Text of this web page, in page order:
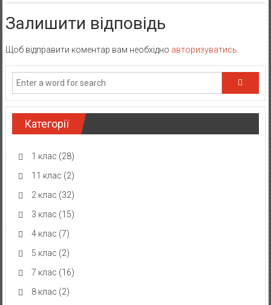
Залишити відповідь
Щоб відправити коментар вам необхідно авторизуватись
Категорії
1 клас (28)
11 клас (2)
2 клас (32)
3 клас (15)
4 клас (7)
5 клас (2)
7 клас (16)
8 клас (2)